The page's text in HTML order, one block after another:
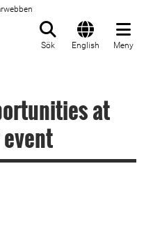
Sök English Meny
at
event